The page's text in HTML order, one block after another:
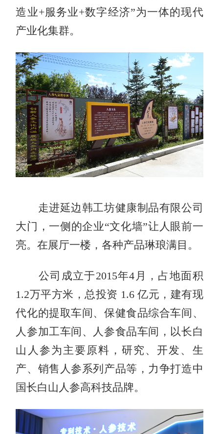
造业+服务业+数字经济”为一体的现代
产业化集群。
走进延边韩工坊健康制品有限公司
大门，一侧的企业“文化墙”让人眼前一
亮。在展厅一楼，各种产品琳琅满目。
公司成立于2015年4月，占地面积
1.2万平方米，总投资 1.6 亿元，建有现
代化的提取车间、保健食品综合车间、
人参加工车间、人参食品车间，以长白
山人参为主要原料，研究、开发、生
产、销售人参系列产品等，力争打造中
国长白山人参高科技品牌。